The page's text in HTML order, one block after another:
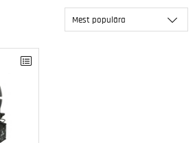
Mest populära